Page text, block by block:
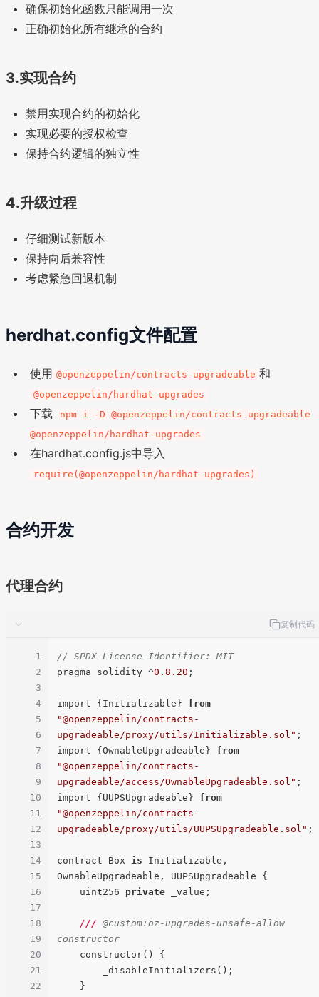
确保初始化函数只能调用一次
正确初始化所有继承的合约
3.实现合约
禁用实现合约的初始化
实现必要的授权检查
保持合约逻辑的独立性
4.升级过程
仔细测试新版本
保持向后兼容性
考虑紧急回退机制
herdhat.config文件配置
使用 @openzeppelin/contracts-upgradeable 和
@openzeppelin/hardhat-upgrades
下载
npm i -D @openzeppelin/contracts-upgradeable
@openzeppelin/hardhat-upgrades
在hardhat.config.js中导入
require(@openzeppelin/hardhat-upgrades)
合约开发
代理合约
复制代码
1
2
3
4
5
6
7
8
9
10
11
12
13
14
15
16
17
18
19
20
21
22
// SPDX-License-Identifier: MIT
pragma solidity ^0.8 .20 ;
import {Initializable} from
"@openzeppelin/contracts-
upgradeable/proxy/utils/Initializable.sol" ;
import {OwnableUpgradeable} from
"@openzeppelin/contracts-
upgradeable/access/OwnableUpgradeable.sol" ;
import {UUPSUpgradeable} from
"@openzeppelin/contracts-
upgradeable/proxy/utils/UUPSUpgradeable.sol" ;
contract Box is Initializable,
OwnableUpgradeable, UUPSUpgradeable {
    uint256
private _value;
/// @custom:oz-upgrades-unsafe-allow
constructor